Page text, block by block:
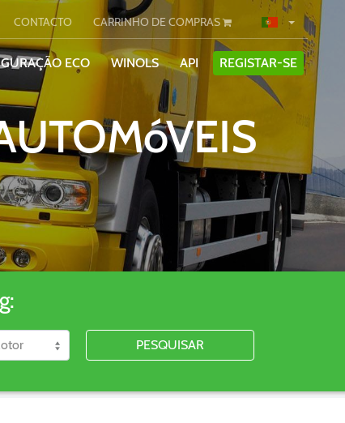
CONTACTO CARRINHO DE COMPRAS
ECO WINOLS API REGISTAR-SE
PESQUISAR